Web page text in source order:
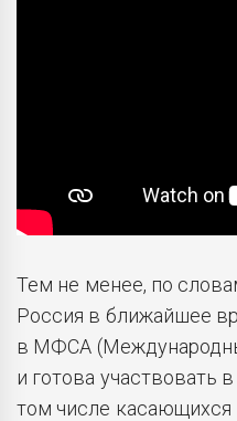
Тем не менее, по
Россия в ближайшее
в МФСА
и готова участвовать
том числе